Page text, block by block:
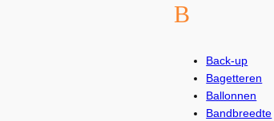
B
Back-up
Bagetteren
Ballonnen
Bandbreedte